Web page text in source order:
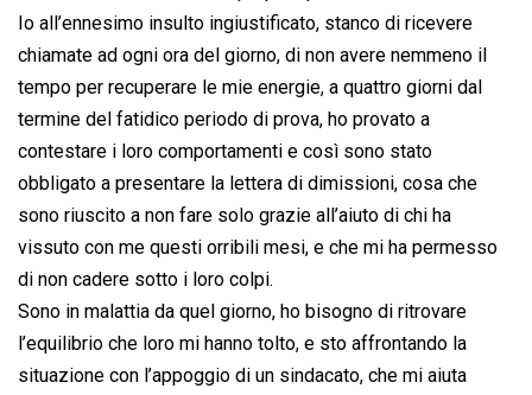
Io all’ennesimo insulto ingiustificato, stanco di ricevere
chiamate ad ogni ora del giorno, di non avere nemmeno il
tempo per recuperare le mie energie, a quattro giorni dal
termine del fatidico periodo di prova, ho provato a
contestare i loro comportamenti e così sono stato
obbligato a presentare la lettera di dimissioni, cosa che
sono riuscito a non fare solo grazie all’aiuto di chi ha
vissuto con me questi orribili mesi, e che mi ha permesso
di non cadere sotto i loro colpi.
Sono in malattia da quel giorno, ho bisogno di ritrovare
l’equilibrio che loro mi hanno tolto, e sto affrontando la
situazione con l’appoggio di un sindacato, che mi aiuta